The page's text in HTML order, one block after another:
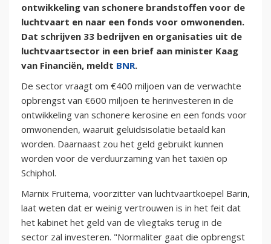
ontwikkeling van schonere brandstoffen voor de
luchtvaart en naar een fonds voor omwonenden.
Dat schrijven 33 bedrijven en organisaties uit de
luchtvaartsector in een brief aan minister Kaag
van Financiën, meldt BNR.
De sector vraagt om €400 miljoen van de verwachte
opbrengst van €600 miljoen te herinvesteren in de
ontwikkeling van schonere kerosine en een fonds voor
omwonenden, waaruit geluidsisolatie betaald kan
worden. Daarnaast zou het geld gebruikt kunnen
worden voor de verduurzaming van het taxiën op
Schiphol.
Marnix Fruitema, voorzitter van luchtvaartkoepel Barin,
laat weten dat er weinig vertrouwen is in het feit dat
het kabinet het geld van de vliegtaks terug in de
sector zal investeren. "Normaliter gaat die opbrengst